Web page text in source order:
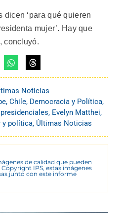
dicen ‘para qué quieren
mujer’. Hay que
concluyó.
Noticias
, Chile, Democracia y Política,
, Evelyn Matthei,
y política, Últimas Noticias
de calidad que pueden
IPS, estas imágenes
junto con este informe